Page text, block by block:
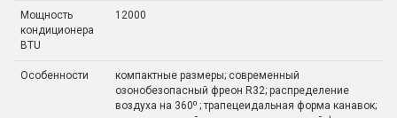
Мощность
кондиционера
BTU
12000
Особенности
компактные размеры; современный
озонобезопасный фреон R32; распределение
воздуха на 360⁰ ; трапецеидальная форма канавок;